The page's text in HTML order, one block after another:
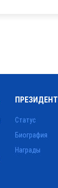
ПРЕЗИДЕНТ
Статус
Биография
Награды